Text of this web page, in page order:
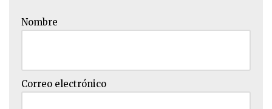
Nombre
Correo electrónico